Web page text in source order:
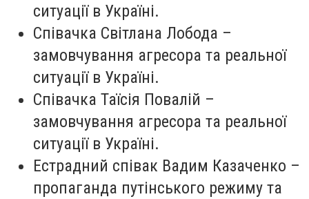
ситуації в Україні.
Співачка Світлана Лобода –
замовчування агресора та реальної
ситуації в Україні.
Співачка Таїсія Повалій –
замовчування агресора та реальної
ситуації в Україні.
Естрадний співак Вадим Казаченко –
пропаганда путінського режиму та